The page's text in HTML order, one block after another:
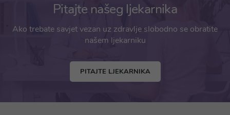
Pitajte našeg ljekarnika
Ako trebate savjet vezan uz zdravlje slobodno se obratite
našem ljekarniku
PITAJTE LJEKARNIKA